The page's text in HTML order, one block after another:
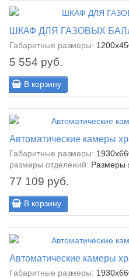
ШКАФ ДЛЯ ГАЗОВЫХ
Габаритные размеры:
5 554 руб.
В корзину
Автоматические камеры
Габаритные размеры:
размеры отделений: Размеры
77 109 руб.
В корзину
Автоматические камеры
Габаритные размеры: